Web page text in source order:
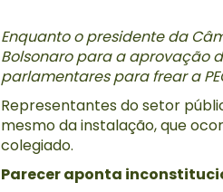
Enquanto o presidente da
Bolsonaro para a aprovação
parlamentares para frear a
Representantes do setor
mesmo da instalação, que
colegiado.
Parecer aponta